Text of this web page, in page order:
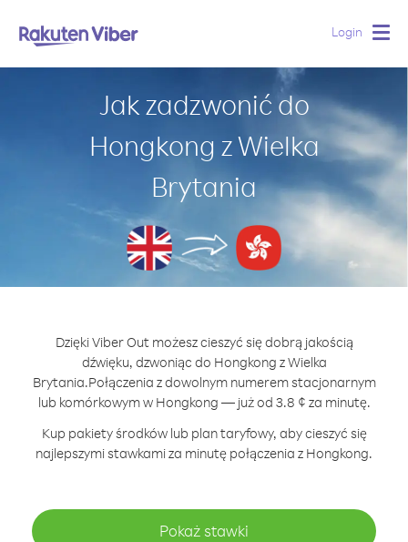
Login
Jak zadzwonić do
Hongkong z Wielka
Brytania
Dzięki Viber Out możesz cieszyć się dobrą jakością
dźwięku, dzwoniąc do Hongkong z Wielka
Brytania.Połączenia z dowolnym numerem stacjonarnym
lub komórkowym w Hongkong — już od 3.8 ¢ za minutę.
Kup pakiety środków lub plan taryfowy, aby cieszyć się
najlepszymi stawkami za minutę połączenia z Hongkong.
Pokaż stawki